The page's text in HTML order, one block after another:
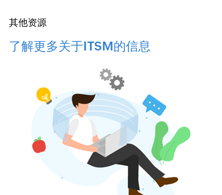
其他资源
了解更多关于ITSM的信息